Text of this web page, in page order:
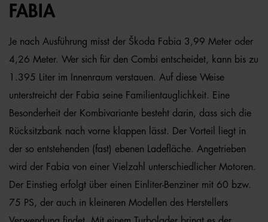
FABIA
Je nach Ausführung misst der Škoda Fabia 3,99 Meter oder
4,26 Meter. Wer sich für den Combi entscheidet, kann bis zu
1.395 Liter im Innenraum verstauen. Auf diese Weise
unterstreicht der Fabia seine Familientauglichkeit. Eine
Besonderheit der Kombivariante besteht darin, dass sich die
Rücksitzbank nach vorne klappen lässt. Der Vorteil liegt in
der so entstehenden (fast) ebenen Ladefläche. Angetrieben
wird der Fabia von einer Vielzahl unterschiedlicher Motoren.
Der Einstieg erfolgt über einen Einliter-Benziner mit 60 bzw.
75 PS, der auch in kleineren Modellen des Herstellers